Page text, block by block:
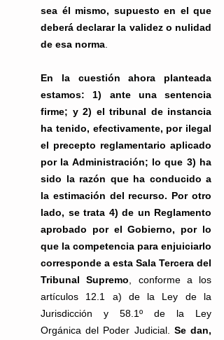
sea él mismo, supuesto en el que
deberá declarar la validez o nulidad
de esa norma
En la cuestión ahora planteada
estamos: 1) ante una sentencia
firme; y 2) el tribunal de instancia
ha tenido, efectivamente, por ilegal
el precepto reglamentario aplicado
por la Administración; lo que 3) ha
sido la razón que ha conducido a
la estimación del recurso. Por otro
lado, se trata 4) de un Reglamento
aprobado por el Gobierno, por lo
que la competencia para enjuiciarlo
corresponde a esta Sala Tercera del
Tribunal Supremo , conforme a los
artículos 12.1 a) de la Ley de la
Jurisdicción y 58.1º de la Ley
Orgánica del Poder Judicial. Se dan,